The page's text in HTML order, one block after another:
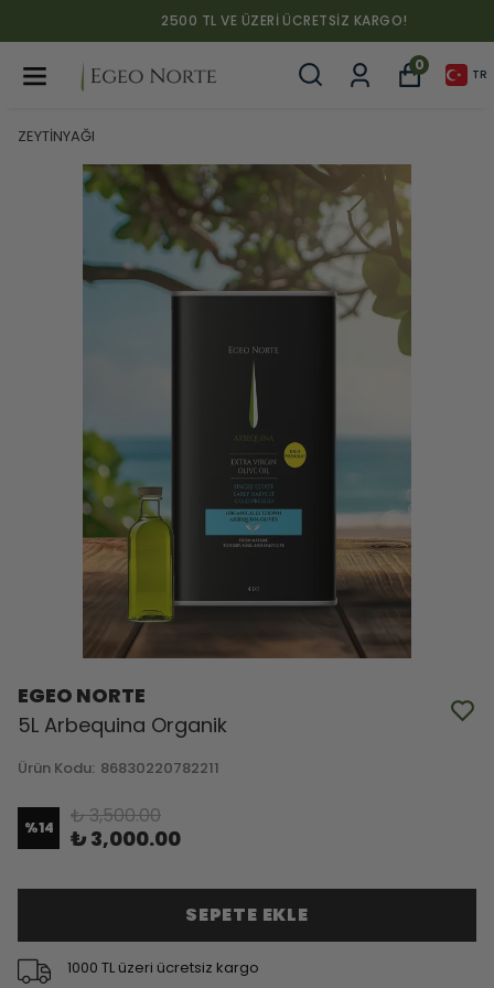
2500 TL VE ÜZERI ÜCRETSIZ KARGO!
0
TR
ZEYTİNYAĞI
EGEO NORTE
5L Arbequina Organik
Ürün Kodu: 86830220782211
%14 ₺ 3,500.00
₺ 3,000.00
SEPETE EKLE
1000 TL üzeri ücretsiz kargo